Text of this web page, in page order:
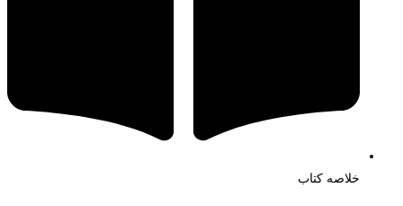
خلاصه کتاب